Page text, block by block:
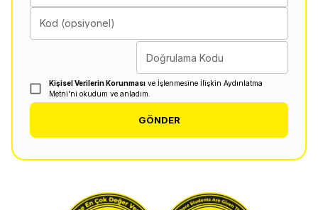
Kod (opsiyonel)
Doğrulama Kodu
Kişisel Verilerin Korunması ve İşlenmesine İlişkin Aydınlatma
Metni'ni okudum ve anladım.
GÖNDER